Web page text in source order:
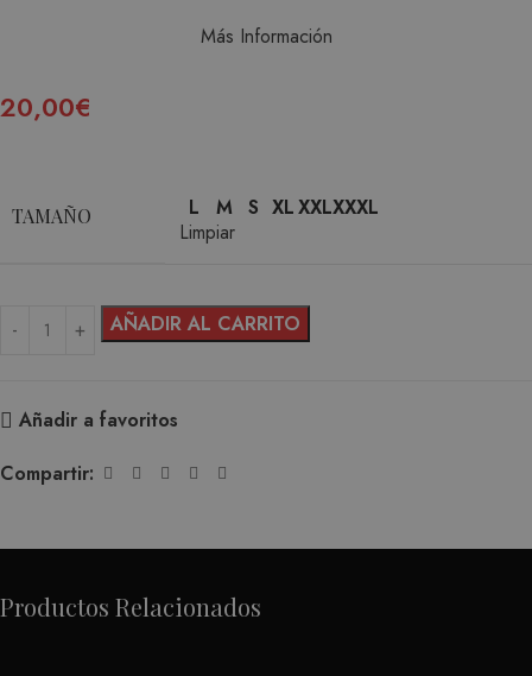
Más Información
20,00€
TAMAÑO L M S XLXXLXXXL
Limpiar
AÑADIR AL CARRITO
Añadir a favoritos
Compartir:
Productos Relacionados